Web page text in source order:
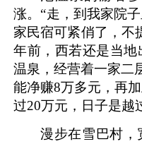
涨。“走，到我家院
家民宿可紧俏了，不
年前，西若还是当
温泉，经营着一家二
能净赚8万多元，再
过20万元，日子是越
漫步在雪巴村，